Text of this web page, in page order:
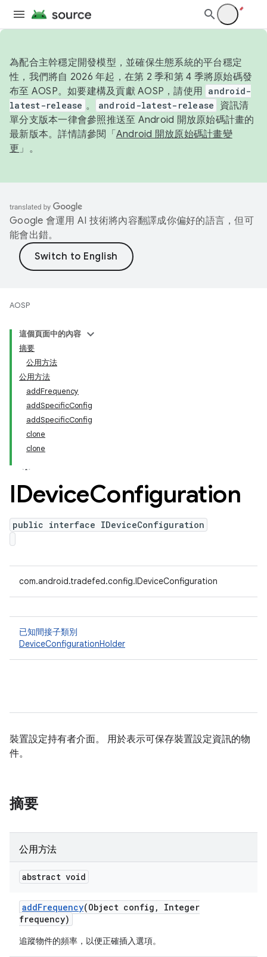
為配合主幹穩定開發模型，並確保生態系統的平台穩定
性，我們將自 2026 年起，在第 2 季和第 4 季將原始碼發
布至 AOSP。如要建構及貢獻 AOSP，請使用 android-
latest-release 。 android-latest-release
資訊清
單分支版本一律會參照推送至 Android 開放原始碼計畫的
最新版本。詳情請參閱「 Android 開放原始碼計畫變
更 」。
Google 會運用 AI 技術將內容翻譯成你偏好的語言，但可
能會出錯。
AOSP
這個頁面中的內容
摘要
公用方法
公用方法
addFrequency
addSpecificConfig
addSpecificConfig
clone
clone
IDeviceConfiguration
public interface IDeviceConfiguration
com.android.tradefed.config.IDeviceConfiguration
已知間接子類別
DeviceConfigurationHolder
裝置設定持有者介面。 用於表示可保存裝置設定資訊的物
件。
摘要
公用方法
abstract void
addFrequency(Object config ,
Integer
frequency)
追蹤物件的頻率，以便正確插入選項。